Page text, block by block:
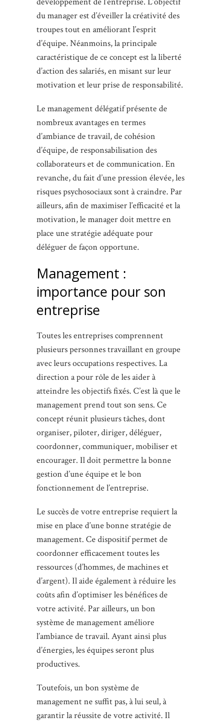
du manager est d’éveiller la créativité des
troupes tout en améliorant l’esprit
d’équipe. Néanmoins, la principale
caractéristique de ce concept est la liberté
d’action des salariés, en misant sur leur
motivation et leur prise de responsabilité.
Le management délégatif présente de
nombreux avantages en termes
d’ambiance de travail, de cohésion
d’équipe, de responsabilisation des
collaborateurs et de communication. En
revanche, du fait d’une pression élevée, les
risques psychosociaux sont à craindre. Par
ailleurs, afin de maximiser l’efficacité et la
motivation, le manager doit mettre en
place une stratégie adéquate pour
déléguer de façon opportune.
Management :
importance pour son
entreprise
Toutes les entreprises comprennent
plusieurs personnes travaillant en groupe
avec leurs occupations respectives. La
direction a pour rôle de les aider à
atteindre les objectifs fixés. C’est là que le
management prend tout son sens. Ce
concept réunit plusieurs tâches, dont
organiser, piloter, diriger, déléguer,
coordonner, communiquer, mobiliser et
encourager. Il doit permettre la bonne
gestion d’une équipe et le bon
fonctionnement de l’entreprise.
Le succès de votre entreprise requiert la
mise en place d’une bonne stratégie de
management. Ce dispositif permet de
coordonner efficacement toutes les
ressources (d’hommes, de machines et
d’argent). Il aide également à réduire les
coûts afin d’optimiser les bénéfices de
votre activité. Par ailleurs, un bon
système de management améliore
l’ambiance de travail. Ayant ainsi plus
d’énergies, les équipes seront plus
productives.
Toutefois, un bon système de
management ne suffit pas, à lui seul, à
garantir la réussite de votre activité. Il